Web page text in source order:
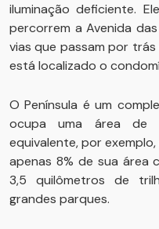
iluminação deficiente.
percorrem a Avenida
vias que passam por
está localizado o
O Península é um
ocupa uma área de
equivalente, por
apenas 8% de sua área
3,5 quilômetros de
grandes parques.